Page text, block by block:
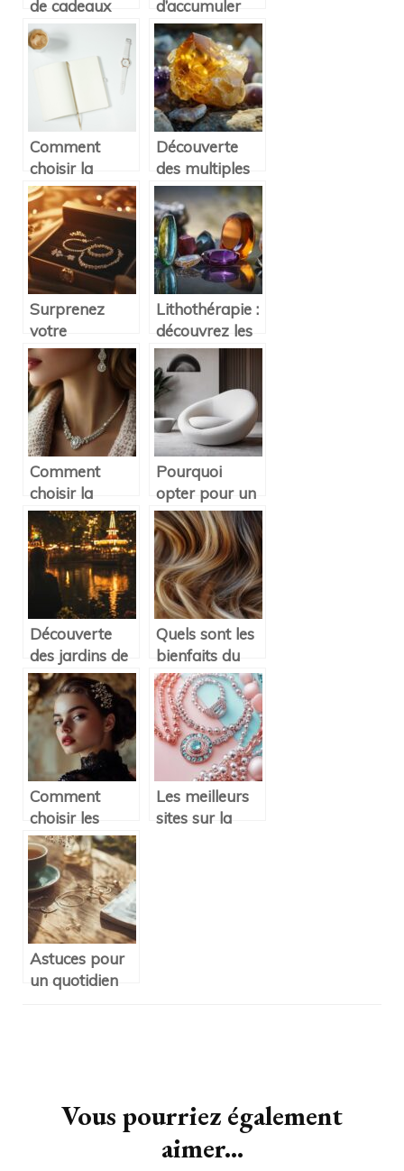
de cadeaux
pour couple
d’accumuler
des pièces
d’argent pour
enrichir son
patrimoine
Comment
choisir la
meilleure
montre
originale :
guide et
conseils
pratiques
Découverte
des multiples
vertus de la
citrine en
lithothérapie
Surprenez
votre
compagne
avec des
cadeaux
originaux
Lithothérapie :
découvrez les
bienfaits des
pierres
naturelles pour
votre bien-être
Comment
choisir la
parfaite veste
en cachemire
pour femme
selon votre
style
Pourquoi
opter pour un
fauteuil
tournant pour
votre espace
de travail ou
de détente
Découverte
des jardins de
Tivoli de
Copenhague :
attractions,
détente et
magie
nocturne
Quels sont les
bienfaits du
balayage
caramel pour
vos cheveux ?
Comment
choisir les
accessoires
pour cheveux
qui subliment
votre look
Les meilleurs
sites sur la
Astuces pour
un quotidien
Vous pourriez également
aimer...